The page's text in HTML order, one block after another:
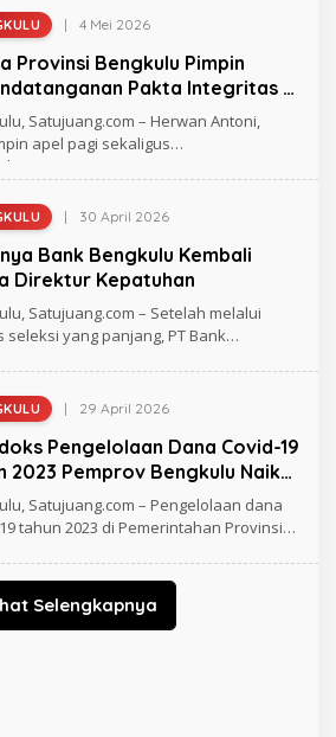
Provinsi Bengkulu Pimpin
Pakta Integritas di
| 4 Mei 2026
Satujuang.com – Herwan Antoni,
apel pagi sekaligus
surat pernyataan
Bank Bengkulu Kembali
Direktur Kepatuhan
| 30 April 2026
Satujuang.com – Setelah melalui
seleksi yang panjang, PT Bank
Pengelolaan Dana Covid-19
2023 Pemprov Bengkulu Naik
| 29 April 2026
Satujuang.com – Pengelolaan dana
tahun 2023 di Pemerintahan Provinsi
Selengkapnya